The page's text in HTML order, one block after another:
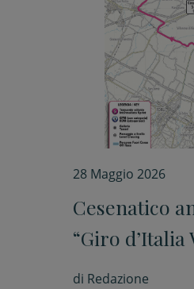
28 Maggio 2026
Cesenatico
“Giro d’Italia
di Redazione